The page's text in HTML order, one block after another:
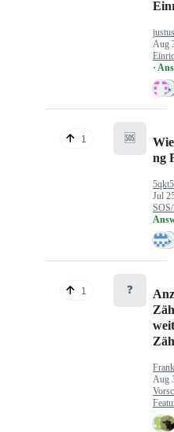
Aug
·
1 🆘
ng
Jul
1 ❓
Aug